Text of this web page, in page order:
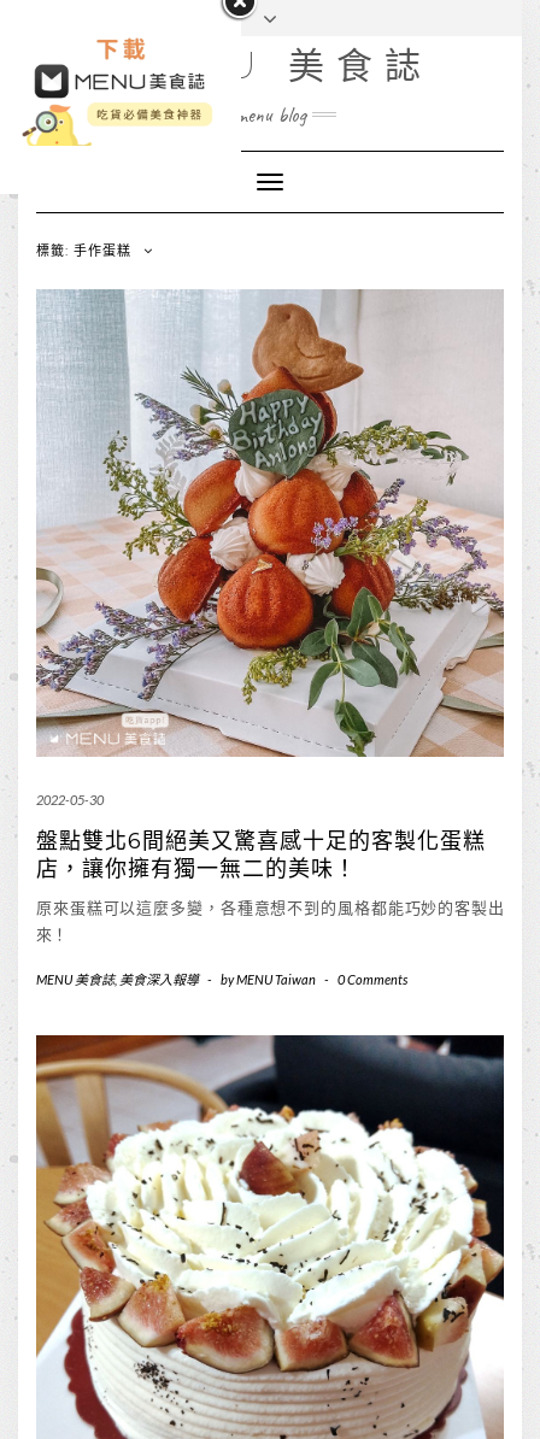
MENU 美食誌
menu blog
Toggle
Navigation
標籤: 手作蛋糕
2022-05-30
盤點雙北6間絕美又驚喜感十足的客製化蛋糕
店，讓你擁有獨一無二的美味！
原來蛋糕可以這麼多變，各種意想不到的風格都能巧妙的客製出
來！
MENU 美食誌, 美食深入報導 - byMENU Taiwan - 0 Comments